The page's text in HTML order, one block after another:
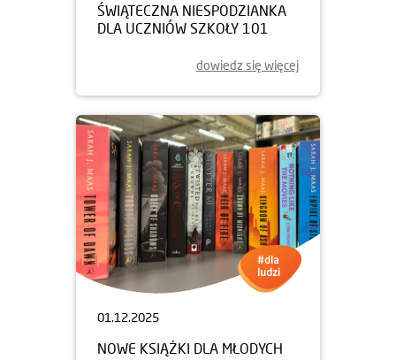
ŚWIĄTECZNA NIESPODZIANKA
DLA UCZNIÓW SZKOŁY 101
dowiedz się więcej
01.12.2025
NOWE KSIĄŻKI DLA MŁODYCH